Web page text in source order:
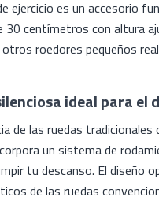
ejercicio es un accesorio
30 centímetros con altura
roedores pequeños
ideal para el
de las ruedas
un sistema de
tu descanso. El diseño
de las ruedas